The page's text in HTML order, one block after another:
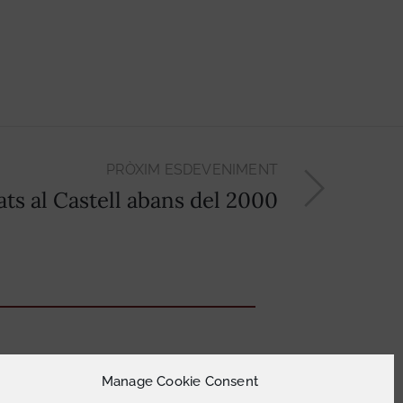
Manage Cookie Consent
PRÒXIM ESDEVENIMENT
al Castell abans del 2000